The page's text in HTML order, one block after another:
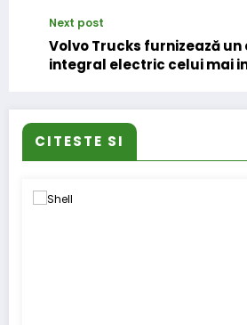
Next post
Volvo Trucks furnizează un
integral electric celui mai
CITESTE SI